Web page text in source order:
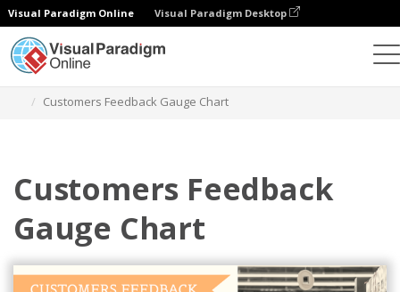
Visual Paradigm Online Visual Paradigm Desktop
Customers Feedback Gauge Chart
Customers Feedback
Gauge Chart